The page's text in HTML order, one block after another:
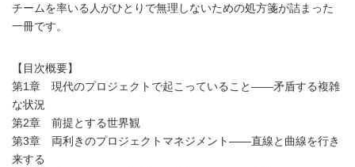
チームを率いる人がひとりで無理しないための処方箋が詰まった
一冊です。
【目次概要】
第1章 現代のプロジェクトで起こっていること――矛盾する複雑
な状況
第2章 前提とする世界観
第3章 両利きのプロジェクトマネジメント――直線と曲線を行き
来する